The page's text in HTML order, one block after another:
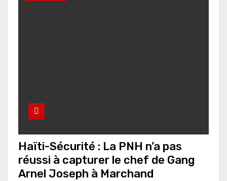
Haïti-Sécurité : La PNH n’a pas
réussi à capturer le chef de Gang
Arnel Joseph à Marchand